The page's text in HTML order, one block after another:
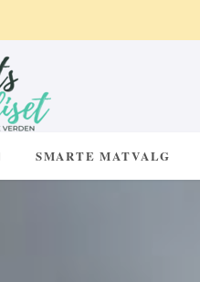
SMARTE MATVALG